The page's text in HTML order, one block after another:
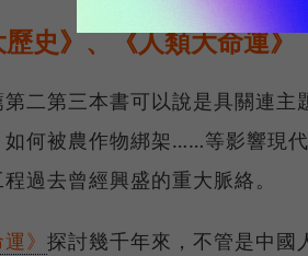
歷史》、《人類大命運
二第三本書可以說是具關連主
何被農作物綁架……等影響現
過去曾經興盛的重大脈絡。
》 探討幾千年來，不管是中國